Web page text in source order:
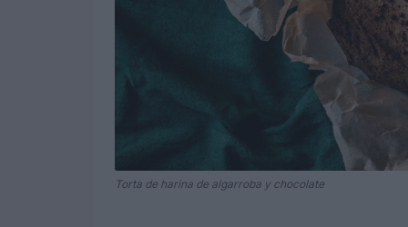
Torta de harina de algarroba y chocolate